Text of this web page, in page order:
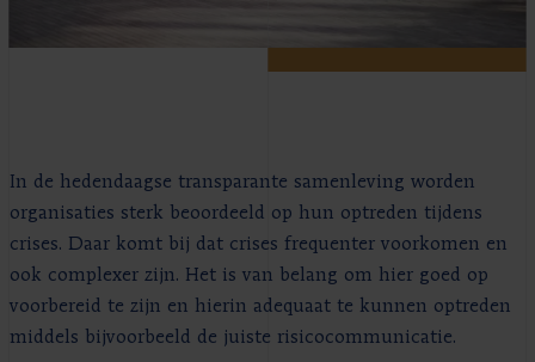
In de hedendaagse transparante samenleving worden
organisaties sterk beoordeeld op hun optreden tijdens
crises. Daar komt bij dat crises frequenter voorkomen en
ook complexer zijn. Het is van belang om hier goed op
voorbereid te zijn en hierin adequaat te kunnen optreden
middels bijvoorbeeld de juiste risicocommunicatie.